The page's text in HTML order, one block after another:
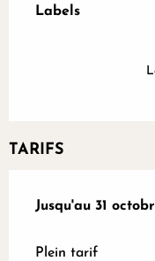
Labels
Labels
TARIFS
Du1 mars 2026
Jusqu'au 31
Plein tarif